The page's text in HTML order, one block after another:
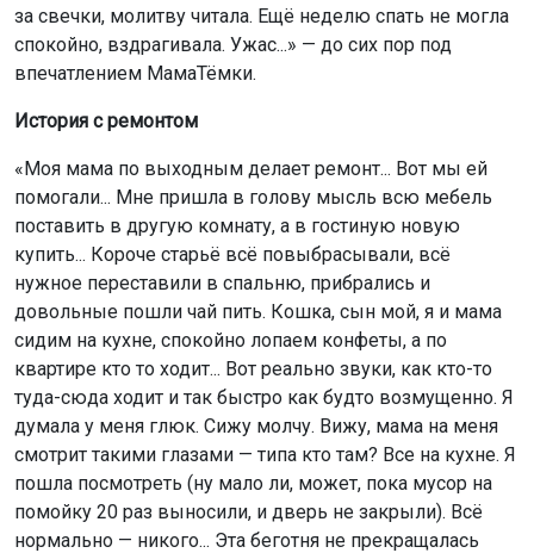
за свечки, молитву читала. Ещё неделю спать не могла
спокойно, вздрагивала. Ужас...» — до сих пор под
впечатлением МамаТёмки.
История с ремонтом
«Моя мама по выходным делает ремонт... Вот мы ей
помогали... Мне пришла в голову мысль всю мебель
поставить в другую комнату, а в гостиную новую
купить... Короче старьё всё повыбрасывали, всё
нужное переставили в спальню, прибрались и
довольные пошли чай пить. Кошка, сын мой, я и мама
сидим на кухне, спокойно лопаем конфеты, а по
квартире кто то ходит... Вот реально звуки, как кто-то
туда-сюда ходит и так быстро как будто возмущенно. Я
думала у меня глюк. Сижу молчу. Вижу, мама на меня
смотрит такими глазами — типа кто там? Все на кухне. Я
пошла посмотреть (ну мало ли, может, пока мусор на
помойку 20 раз выносили, и дверь не закрыли). Всё
нормально — никого... Эта беготня не прекращалась